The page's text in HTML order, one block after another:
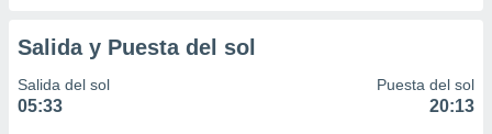
Salida y Puesta del sol
Salida del sol
05:33
Puesta del sol
20:13